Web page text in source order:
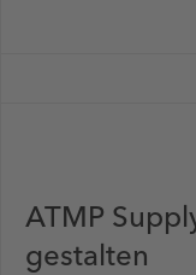
ATMP
gestalten